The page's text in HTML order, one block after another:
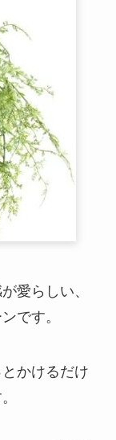
愛らしい、
です。
かけるだけ